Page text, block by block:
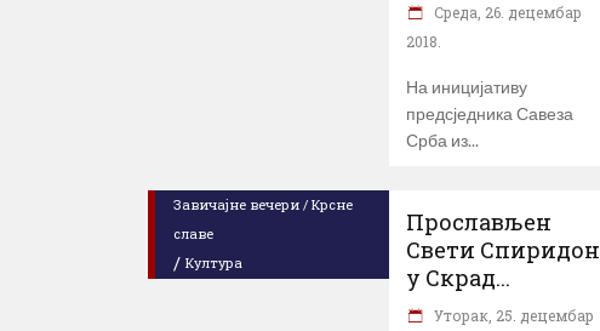
Cреда, 26. децембар
2018.
На иницијативу
предсједника Савеза
Срба из
Завичајне вечери / Крсне
славе
/ Култура
Прослављен
Свети Спиридон
у Скрад...
Уторак, 25. децембар